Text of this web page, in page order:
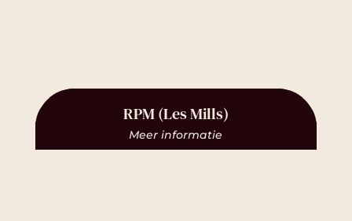
RPM (Les Mills)
Meer informatie